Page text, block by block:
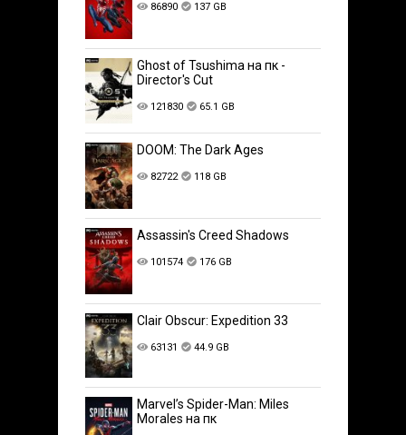
86890 137 GB
Ghost of Tsushima на пк -
Director's Cut
121830 65.1 GB
DOOM: The Dark Ages
82722 118 GB
Assassin's Creed Shadows
101574 176 GB
Clair Obscur: Expedition 33
63131 44.9 GB
Marvel’s Spider-Man: Miles
Morales на пк